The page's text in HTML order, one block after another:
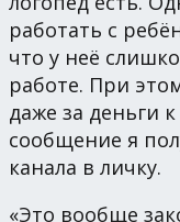
работать с
что у неё
работе. При
даже за деньги
сообщение я
канала в личку.
«Это вообще